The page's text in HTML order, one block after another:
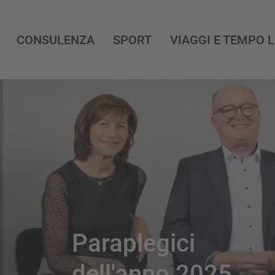
CONSULENZA SPORT VIAGGI E TEMPO
Paraplegici